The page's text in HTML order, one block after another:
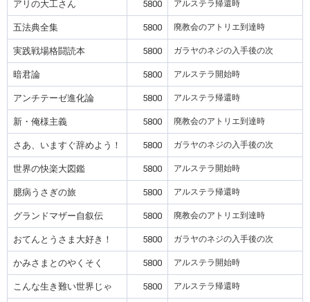
アリの大工さん 5800 アルステラ帰還時
五法典全集 5800 廃教会のアトリエ到達時
実践戦場格闘読本 5800 ガラヤのネジの入手後の次
暗君論 5800 アルステラ開始時
アンチテーゼ進化論 5800 アルステラ帰還時
新・俺様主義 5800 廃教会のアトリエ到達時
さあ、いますぐ辞めよう！ 5800 ガラヤのネジの入手後の次
世界の快楽大図鑑 5800 アルステラ開始時
臆病うさぎの旅 5800 アルステラ帰還時
グランドマザー自叙伝 5800 廃教会のアトリエ到達時
おてんとうさま大好き！ 5800 ガラヤのネジの入手後の次
かみさまとのやくそく 5800 アルステラ開始時
こんな生き難い世界じゃ 5800 アルステラ帰還時